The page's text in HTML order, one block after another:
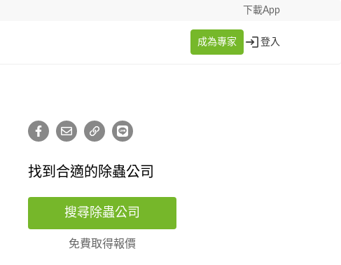
下載App
成為專家 登入
找到合適的除蟲公司
搜尋除蟲公司
免費取得報價